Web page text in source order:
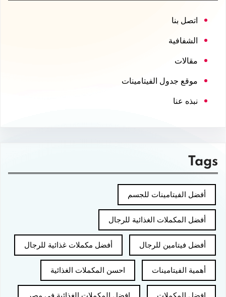
اتصل بنا
الشفافية
مقالات
موقع جدول الفيتامينات
نبذه عنا
Tags
أفضل الفيتامينات للجسم
أفضل المكملات الغذائية للرجال
أفضل فيتامين للرجال أفضل مكملات غذائية للرجال
أهمية الفيتامينات احسن المكملات الغذائية